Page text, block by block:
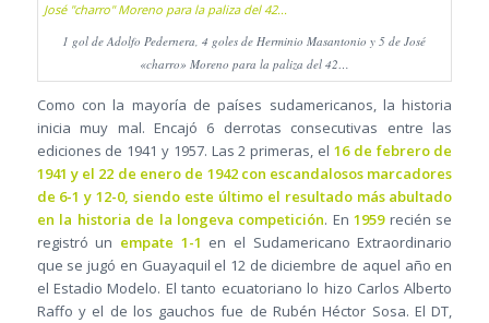
1 gol de Adolfo Pedernera, 4 goles de Herminio Masantonio y 5 de José
«charro» Moreno para la paliza del 42…
Como con la mayoría de países sudamericanos, la historia
inicia muy mal. Encajó 6 derrotas consecutivas entre las
ediciones de 1941 y 1957. Las 2 primeras, el 16 de febrero de
1941 y el 22 de enero de 1942 con escandalosos marcadores
de 6-1 y 12-0, siendo este último el resultado más abultado
en la historia de la longeva competición. En1959recién se
registró un empate 1-1 en el Sudamericano Extraordinario
que se jugó en Guayaquil el 12 de diciembre de aquel año en
el Estadio Modelo. El tanto ecuatoriano lo hizo Carlos Alberto
Raffo y el de los gauchos fue de Rubén Héctor Sosa. El DT,